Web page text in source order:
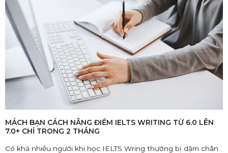
MÁCH BẠN CÁCH NÂNG ĐIỂM IELTS WRITING TỪ 6.0 LÊN
7.0+ CHỈ TRONG 2 THÁNG
Có khá nhiều người khi học IELTS Wring thường bị dậm chân